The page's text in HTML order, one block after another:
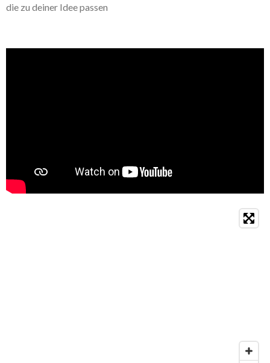
die zu deiner Idee passen